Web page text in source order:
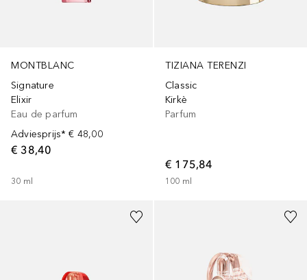
MONTBLANC
Signature
Elixir
Eau de parfum
Adviesprijs* € 48,00
€ 38,40
30 ml
TIZIANA TERENZI
Classic
Kirkè
Parfum
€ 175,84
100 ml